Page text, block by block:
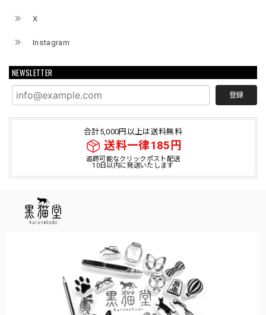
X
Instagram
NEWSLETTER
登録
合計5,000円以上は送料無料
送料一律185円
追跡可能なクリックポスト配送
10日以内に発送いたします